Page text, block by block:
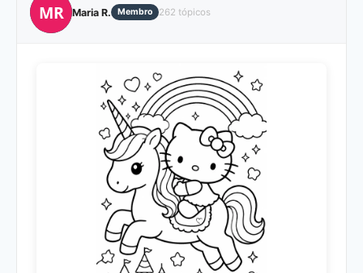
MR Maria R. Membro 262 tópicos